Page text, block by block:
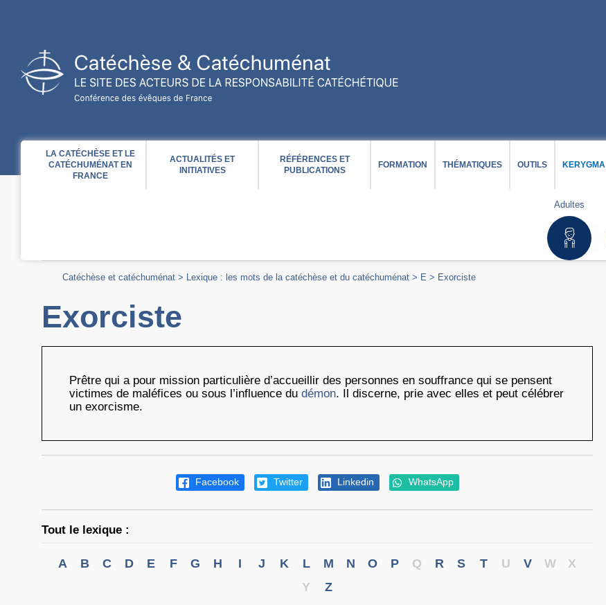
LA CATÉCHÈSE ET LE
CATÉCHUMÉNAT EN
FRANCE
ACTUALITÉS ET
INITIATIVES
RÉFÉRENCES ET
PUBLICATIONS
FORMATION THÉMATIQUES OUTILS KERYGMA
Adultes
Catéchèse et catéchuménat > Lexique : les mots de la catéchèse et du catéchuménat > E > Exorciste
Exorciste
Prêtre qui a pour mission particulière d’accueillir des personnes en souffrance qui se pensent
victimes de maléfices ou sous l’influence du démon. Il discerne, prie avec elles et peut célébrer
un exorcisme.
Facebook Twitter Linkedin WhatsApp
Tout le lexique :
A B C D E F G H I J K L M N O P Q R S T U V W
X
Y
Z